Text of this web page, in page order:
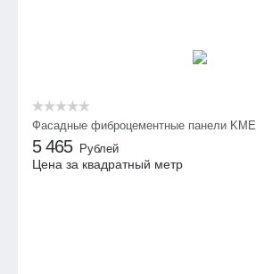
Фасадные фиброцементные панели
5 465 Рублей
Цена за квадратный метр